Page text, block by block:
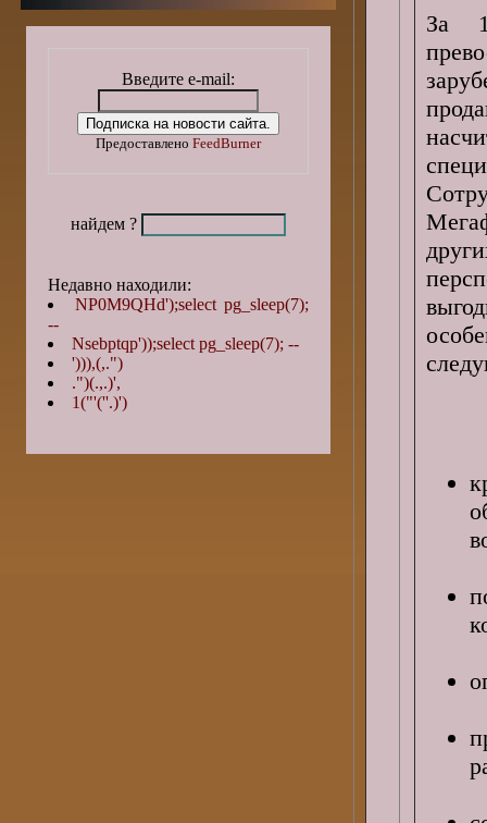
За
Введите e-mail:
Предоставлено FeedBurner
найдем ?
Недавно находили:
NP0M9QHd');select pg_sleep(7);
--
Nsebptqp'));select pg_sleep(7); --
'))),(,.")
.")(.,.)',
1("'(''.)')